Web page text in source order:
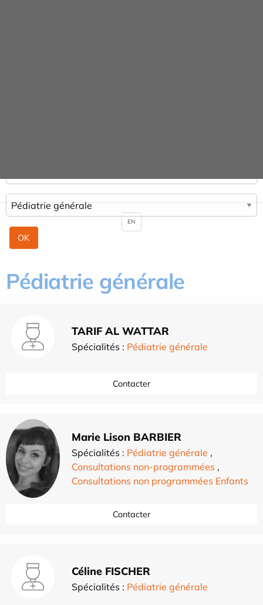
Pédiatrie générale
TARIF AL WATTAR
Spécialités : Pédiatrie générale
Contacter
Marie Lison BARBIER
Spécialités : Pédiatrie générale ,
Consultations non-programmées ,
Consultations non programmées Enfants
Contacter
Céline FISCHER
Spécialités : Pédiatrie générale
EN